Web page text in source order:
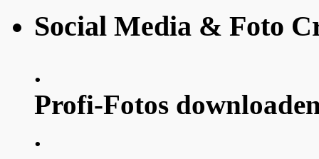
Social Media & Foto
.
Profi-Fotos
.